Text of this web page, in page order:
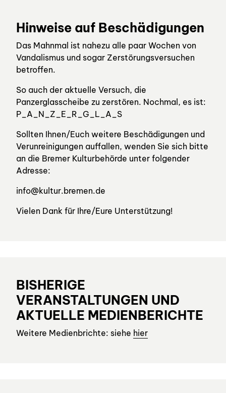
Hinweise auf Beschädigungen
Das Mahnmal ist nahezu alle paar Wochen von
Vandalismus und sogar Zerstörungsversuchen
betroffen.
So auch der aktuelle Versuch, die
Panzerglasscheibe zu zerstören. Nochmal, es ist:
P_A_N_Z_E_R_G_L_A_S
Sollten Ihnen/Euch weitere Beschädigungen und
Verunreinigungen auffallen, wenden Sie sich bitte
an die Bremer Kulturbehörde unter folgender
Adresse:
info@kultur.bremen.de
Vielen Dank für Ihre/Eure Unterstützung!
BISHERIGE
VERANSTALTUNGEN UND
AKTUELLE MEDIENBERICHTE
Weitere Medienbrichte: siehe hier